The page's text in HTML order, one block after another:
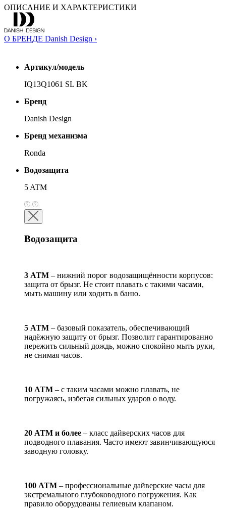
ОПИСАНИЕ И ХАРАКТЕРИСТИКИ
О БРЕНДЕ Danish Design ›
Артикул/модель
IQ13Q1061 SL BK
Бренд
Danish Design
Бренд механизма
Ronda
Водозащита
5 ATM
Водозащита
3 АТМ – нижний порог водозащищённости корпусов:
защита от брызг. Не стоит плавать с такими часами,
мыть машину или ходить в баню.
5 АТМ – базовый показатель, обеспечивающий
надёжную защиту от брызг. Позволит гарантированно
пережить сильный дождь, можно спокойно мыть руки,
не снимая часов.
10 АТМ – с таким часами можно плавать, не
погружаясь, избегая сильных ударов о воду.
20 АТМ и более – класс дайверских часов для
подводного плавания. Часто имеют завинчивающуюся
заводную головку.
100 АТМ – профессиональные дайверские часы для
экстремального глубоководного погружения. Как
правило оборудованы гелиевым клапаном.